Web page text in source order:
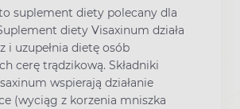
suplement diety polecany dla
diety Visaxinum działa
i uzupełnia dietę osób
cerę trądzikową. Składniki
wspierają działanie
(wyciąg z korzenia mniszka